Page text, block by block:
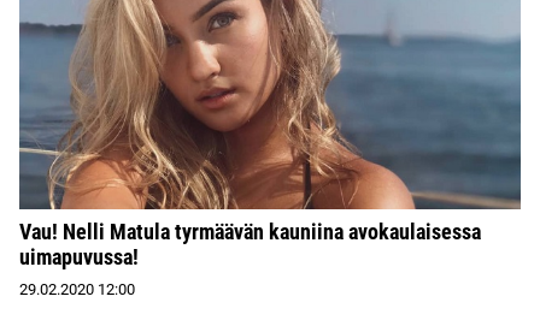
Vau! Nelli Matula tyrmäävän kauniina avokaulaisessa
uimapuvussa!
29.02.2020 12:00